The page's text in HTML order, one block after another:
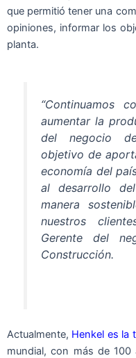
que permitió tener una
opiniones, informar los
planta.
“Continuamos
aumentar la
del negocio
objetivo de
economía del
al desarrollo
manera
nuestros
Gerente del
Construcción.
Actualmente, Henkel es la
mundial, con más de